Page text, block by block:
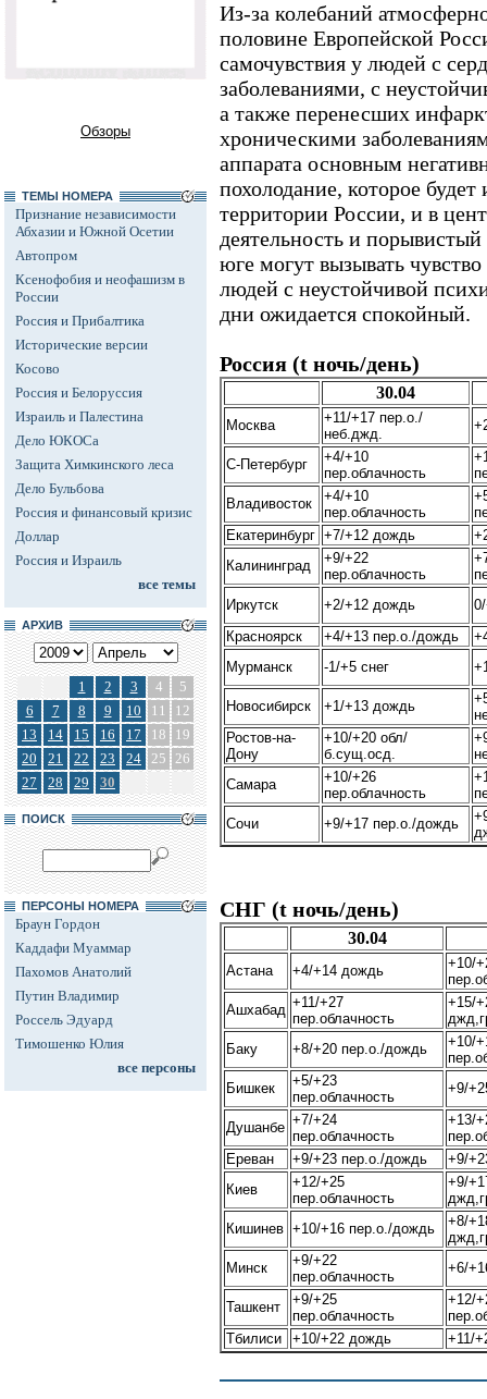
Обзоры
ТЕМЫ НОМЕРА
Признание независимости
Абхазии и Южной Осетии
Автопром
Ксенофобия и неофашизм в
России
Россия и Прибалтика
Исторические версии
Косово
Россия и Белоруссия
Израиль и Палестина
Дело ЮКОСа
Защита Химкинского леса
Дело Бульбова
Россия и финансовый кризис
Доллар
Россия и Израиль
все темы
АРХИВ
1 2 3 4
5
6
7 8 9 10 11
12
13
14 15 16 17 18
19
20
21 22 23 24 25 26
27
28 29 30
ПОИСК
ПЕРСОНЫ НОМЕРА
Браун Гордон
Каддафи Муаммар
Пахомов Анатолий
Путин Владимир
Россель Эдуард
Тимошенко Юлия
все персоны
Из-за колебаний
половине Европейской
самочувствия у людей с
заболеваниями, с
а также перенесших
хроническими
аппарата основным
похолодание, которое будет
территории России, и в
деятельность и
юге могут вызывать
людей с неустойчивой
дни ожидается спокойный.
Россия (t ночь/день)
30.04
Москва
+11/+17 пер.о./
неб.джд.
С-Петербург
+4/+10
пер.облачность
Владивосток
+4/+10
пер.облачность
Екатеринбург +7/+12 дождь
Калининград
+9/+22
пер.облачность
Иркутск
+2/+12 дождь
Красноярск
+4/+13 пер.о./дождь
Мурманск
-1/+5 снег
Новосибирск +1/+13 дождь
Ростов-на-
Дону
+10/+20 обл/
б.сущ.осд.
Самара
+10/+26
пер.облачность
Сочи
+9/+17 пер.о./дождь
СНГ (t ночь/день)
30.04
Астана +4/+14 дождь
+10/
Ашхабад +11/+27
пер.облачность
+15/
Баку
+8/+20 пер.о./дождь
+10/
Бишкек
+5/+23
пер.облачность
+9/
Душанбе +7/+24
пер.облачность
+13/
Ереван
+9/+23 пер.о./дождь
+9/
Киев
+12/+25
пер.облачность
+9/
Кишинев +10/+16 пер.о./дождь
+8/
Минск
+9/+22
пер.облачность
+6/
Ташкент
+9/+25
пер.облачность
+12/
Тбилиси
+10/+22 дождь +11/